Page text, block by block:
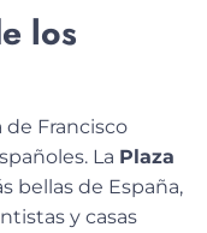
los
de Francisco
La Plaza
bellas de España,
y casas